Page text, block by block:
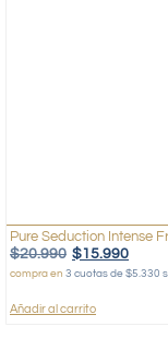
Pure Seduction Intense
$20.990 $15.990
compra en 3 cuotas de $5.330
Añadir al carrito